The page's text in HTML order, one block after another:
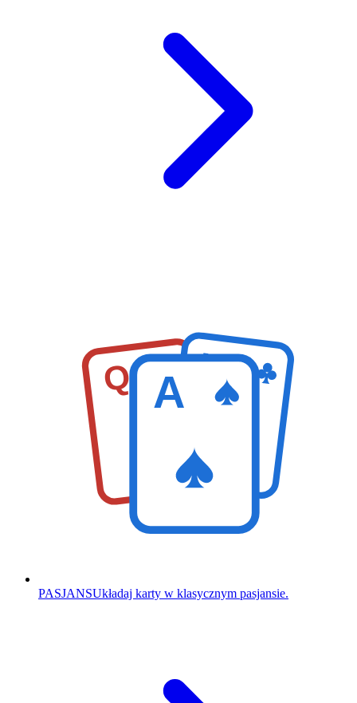
Q K
A
PASJANSUkładaj karty w klasycznym pasjansie.